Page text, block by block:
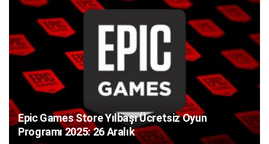
Epic Games Store Yılbaşı Ücretsiz Oyun
Programı 2025: 26 Aralık